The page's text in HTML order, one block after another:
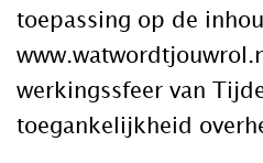
toepassing op de
werkingssfeer van
toegankelijkheid